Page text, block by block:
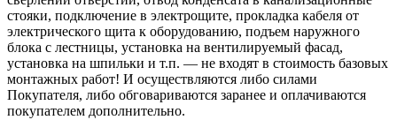
стояки, подключение в электрощите, прокладка кабеля от
электрического щита к оборудованию, подъем наружного
блока с лестницы, установка на вентилируемый фасад,
установка на шпильки и т.п. — не входят в стоимость базовых
монтажных работ! И осуществляются либо силами
Покупателя, либо обговариваются заранее и оплачиваются
покупателем дополнительно.